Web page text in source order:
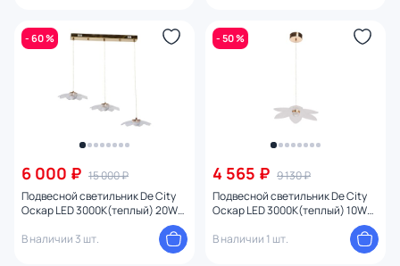
- 60 %
6 000 ₽ 15 000 ₽
Подвесной светильник De City
Оскар LED 3000К(теплый) 20W
В наличии 3 шт.
- 50 %
4 565 ₽ 9 130 ₽
Подвесной светильник De City
Оскар LED 3000К(теплый) 10W
В наличии 1 шт.